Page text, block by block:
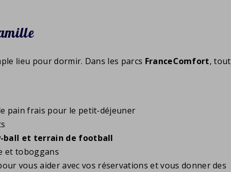
lieu pour dormir. Dans les parcs FranceComfort, tout
pain frais pour le petit-déjeuner
ball et terrain de football
et toboggans
vous aider avec vos réservations et vous donner des